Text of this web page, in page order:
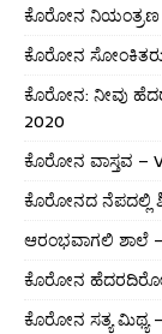
ಕೊರೋನ ನಿಯಂತ್ರಣ
ಕೊರೋನ ಸೋಂಕಿತರು
ಕೊರೋನ: ನೀವು
2020
ಕೊರೋನ ವಾಸ್ತವ –
ಕೊರೋನದ ನೆಪದಲ್ಲಿ
ಆರಂಭವಾಗಲಿ ಶಾಲೆ
ಕೊರೋನ
ಕೊರೋನ ಸತ್ಯ ಮಿಥ್ಯ –